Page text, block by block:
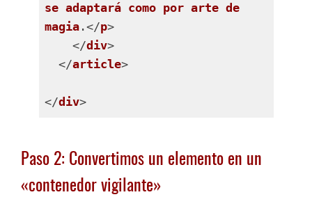
se adaptará como por arte de
magia .</p>
    </
div>
  </
article>
</div
Paso 2: Convertimos un elemento en un
«contenedor vigilante»